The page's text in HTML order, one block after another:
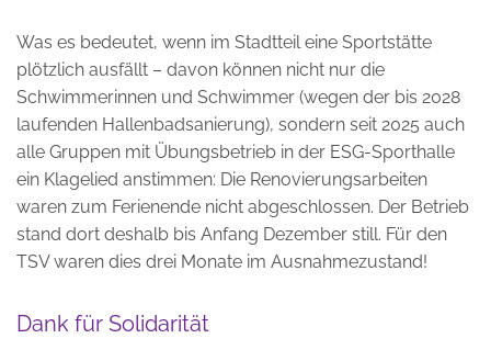
Was es bedeutet, wenn im Stadtteil eine Sportstätte
plötzlich ausfällt – davon können nicht nur die
Schwimmerinnen und Schwimmer (wegen der bis 2028
laufenden Hallenbadsanierung), sondern seit 2025 auch
alle Gruppen mit Übungsbetrieb in der ESG-Sporthalle
ein Klagelied anstimmen: Die Renovierungsarbeiten
waren zum Ferienende nicht abgeschlossen. Der Betrieb
stand dort deshalb bis Anfang Dezember still. Für den
TSV waren dies drei Monate im Ausnahmezustand!
Dank für Solidarität